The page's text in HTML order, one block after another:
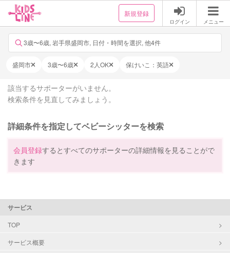
新規登録
ログイン メニュー
3歳〜6歳, 岩手県盛岡市, 日付・時間を選択, 他4件
盛岡市 3歳〜6歳 2人OK 保けいこ：英語
該当するサポーターがいません。
検索条件を見直してみましょう。
詳細条件を指定してベビーシッターを検索
会員登録するとすべてのサポーターの詳細情報を見ることがで
きます
サービス
TOP
サービス概要